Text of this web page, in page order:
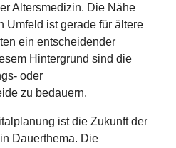
Altersmedizin. Die Nähe
Umfeld ist gerade für ältere
ein entscheidender
Hintergrund sind die
oder
zu bedauern.
ist die Zukunft der
Dauerthema. Die